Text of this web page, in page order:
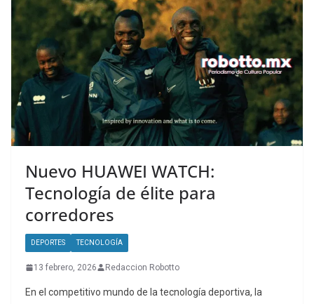
Nuevo HUAWEI WATCH:
Tecnología de élite para
corredores
DEPORTES TECNOLOGÍA
13 febrero, 2026 Redaccion Robotto
En el competitivo mundo de la tecnología deportiva, la